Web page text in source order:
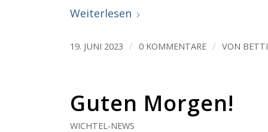
Weiterlesen
19. JUNI 2023 / 0 KOMMENTARE / VON
Guten Morgen!
WICHTEL-NEWS